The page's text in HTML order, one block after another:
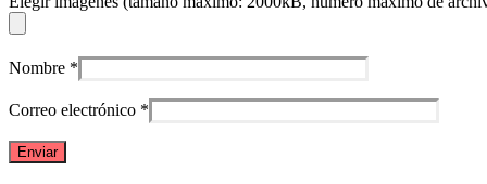
Nombre *
Correo electrónico *